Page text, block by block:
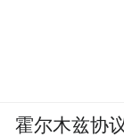
霍尔木兹协